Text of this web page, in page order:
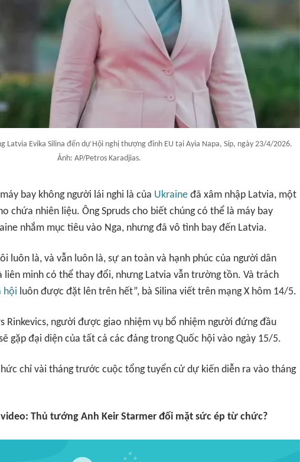
Latvia Evika Silina đến dự Hội nghị thượng đỉnh EU tại Ayia Napa, Síp, ngày 23/4/2026.
Ảnh: AP/Petros Karadjias.
bay không người lái nghi là của Ukraine đã xâm nhập Latvia, một
chứa nhiên liệu. Ông Spruds cho biết chúng có thể là máy bay
nhắm mục tiêu vào Nga, nhưng đã vô tình bay đến Latvia.
luôn là, và vẫn luôn là, sự an toàn và hạnh phúc của người dân
liên minh có thể thay đổi, nhưng Latvia vẫn trường tồn. Và trách
hội luôn được đặt lên trên hết”, bà Silina viết trên mạng X hôm 14/5.
Rinkevics, người được giao nhiệm vụ bổ nhiệm người đứng đầu
gặp đại diện của tất cả các đảng trong Quốc hội vào ngày 15/5.
chỉ vài tháng trước cuộc tổng tuyển cử dự kiến diễn ra vào tháng
Thủ tướng Anh Keir Starmer đối mặt sức ép từ chức?